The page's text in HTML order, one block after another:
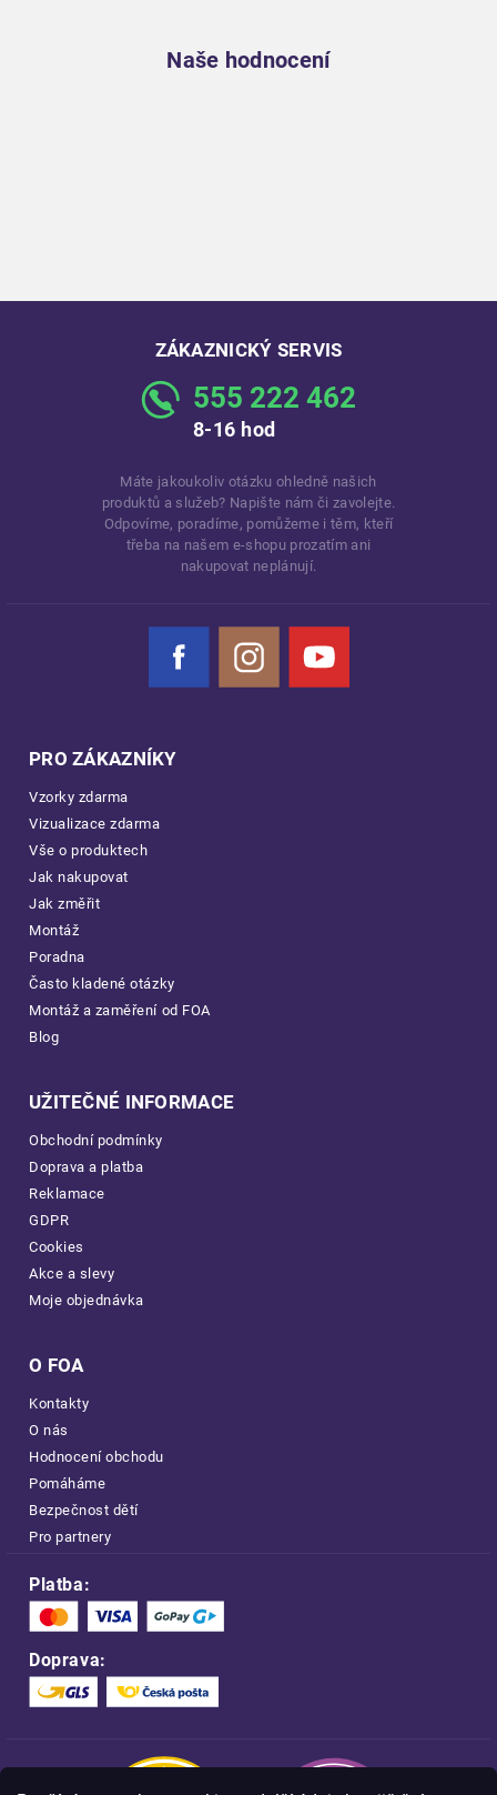
Naše hodnocení
ZÁKAZNICKÝ SERVIS
555 222 462
8-16 hod
Máte jakoukoliv otázku ohledně našich
produktů a služeb? Napište nám či zavolejte.
Odpovíme, poradíme, pomůžeme i těm, kteří
třeba na našem e-shopu prozatím ani
nakupovat neplánují.
Facebook Instagram YouTube
PRO ZÁKAZNÍKY
Vzorky zdarma
Vizualizace zdarma
Vše o produktech
Jak nakupovat
Jak změřit
Montáž
Poradna
Často kladené otázky
Montáž a zaměření od FOA
Blog
UŽITEČNÉ INFORMACE
Obchodní podmínky
Doprava a platba
Reklamace
GDPR
Cookies
Akce a slevy
Moje objednávka
O FOA
Kontakty
O nás
Hodnocení obchodu
Pomáháme
Bezpečnost dětí
Pro partnery
Platba:
Doprava: